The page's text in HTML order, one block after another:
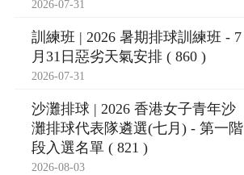
2026-07-31
訓練班 | 2026 暑期排球訓練班 - 7
月31日惡劣天氣安排 ( 860 )
2026-07-31
沙灘排球 | 2026 香港女子青年沙
灘排球代表隊遴選(七月) - 第一階
段入選名單 ( 821 )
2026-08-03